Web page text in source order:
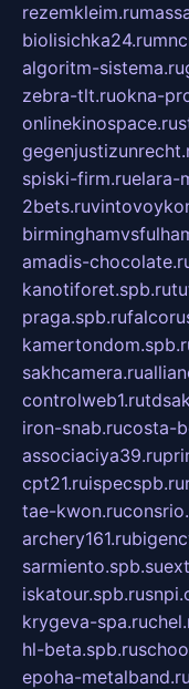
rezemkleim.ru
biolisichka24.ru
algoritm-sistema.ru
zebra-tlt.ruokna-
onlinekinospace.ru
spiski-firm.ruelara-
2bets.ru
amadis-
kanotiforet.spb.ru
praga.spb.ru
sakhcamera.ru
controlweb1.ru
iron-snab.rucosta-
associaciya39.ru
cpt21.ruispecspb.ru
tae-kwon.ru
archery161.ru
sarmiento.spb.su
iskatour.spb.ru
krygeva-spa.ru
hl-beta.spb.ru
epoha-metalband.ru